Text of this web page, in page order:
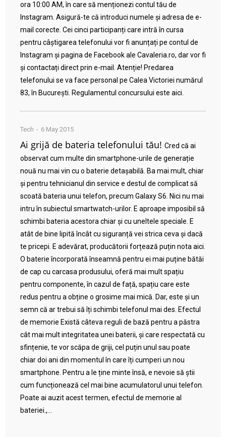
ora 10:00 AM, în care să menționezi contul tău de
Instagram. Asigură-te că introduci numele și adresa de e-
mail corecte. Cei cinci participanți care intră în cursa
pentru câștigarea telefonului vor fi anunțați pe contul de
Instagram și pagina de Facebook ale Cavaleria.ro, dar vor fi
și contactați direct prin e-mail. Atenție! Predarea
telefonului se va face personal pe Calea Victoriei numărul
83, în București. Regulamentul concursului este aici.
Tech 6 May 2015
Ai grijă de bateria telefonului tău! Cred că ai
observat cum multe din smartphone-urile de generație
nouă nu mai vin cu o baterie detașabilă. Ba mai mult, chiar
și pentru tehnicianul din service e destul de complicat să
scoată bateria unui telefon, precum Galaxy S6. Nici nu mai
intru în subiectul smartwatch-urilor. E aproape imposibil să
schimbi bateria acestora chiar și cu uneltele speciale. E
atât de bine lipită încât cu siguranță vei strica ceva și dacă
te pricepi. E adevărat, producătorii forțează puțin nota aici.
O baterie încorporată înseamnă pentru ei mai puține bătăi
de cap cu carcasa produsului, oferă mai mult spațiu
pentru componente, în cazul de față, spațiu care este
redus pentru a obține o grosime mai mică. Dar, este și un
semn că ar trebui să îți schimbi telefonul mai des. Efectul
de memorie Există câteva reguli de bază pentru a păstra
cât mai mult integritatea unei baterii, și care respectată cu
sfințenie, te vor scăpa de griji, cel puțin unul sau poate
chiar doi ani din momentul în care îți cumperi un nou
smartphone. Pentru a le ține minte însă, e nevoie să știi
cum funcționează cel mai bine acumulatorul unui telefon.
Poate ai auzit acest termen, efectul de memorie al
bateriei.,...